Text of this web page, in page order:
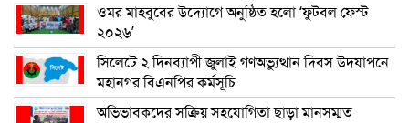
ওমর মাহবুবের উদ্যোগে অনুষ্ঠিত হলো ‘ফুটবল ফেস্ট
২০২৬’
সিলেটে ২ দিনব্যাপী জুলাই গণঅভ্যুত্থান দিবস উদযাপনে
মহানগর বিএনপির কর্মসূচি
অভিভাবকদের সক্রিয় সহযোগিতা ছাড়া মানসম্মত